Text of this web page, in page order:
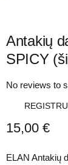
Antakių
SPICY
No reviews to
15,00 €
ELAN Antakių